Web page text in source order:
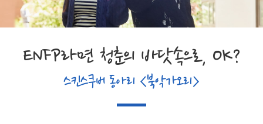
ENFP라면 청춘의 바닷속으로, OK?
스킨스쿠버 동아리 <북악가오리>